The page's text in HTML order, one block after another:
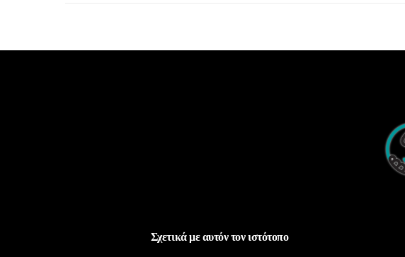
Σχετικά με αυτόν τον ιστότοπο